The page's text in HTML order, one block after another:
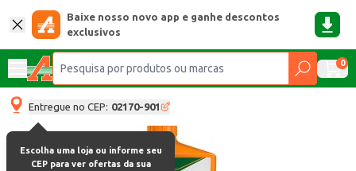
Baixe nosso novo app e ganhe descontos
exclusivos
0
Entregue no CEP: 02170-901
Escolha uma loja ou informe seu
CEP para ver ofertas da sua